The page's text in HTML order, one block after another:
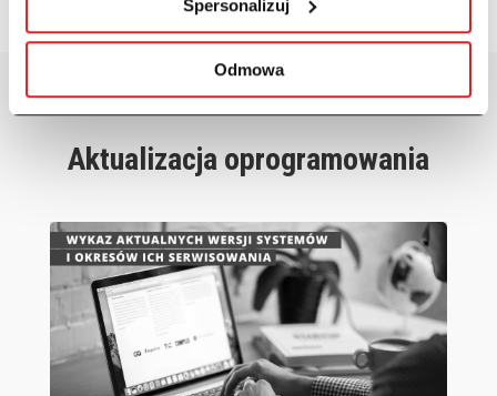
Spersonalizuj
Odmowa
Aktualizacja oprogramowania